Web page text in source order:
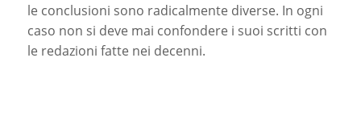
le conclusioni sono radicalmente diverse. In ogni
caso non si deve mai confondere i suoi scritti con
le redazioni fatte nei decenni.